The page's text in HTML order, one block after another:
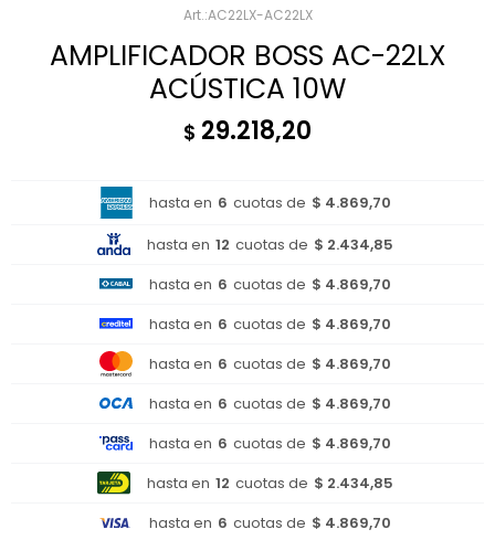
AC22LX-AC22LX
AMPLIFICADOR BOSS AC-22LX
ACÚSTICA 10W
$ 29.218,20
hasta en 6 cuotas de $ 4.869,70
hasta en 12 cuotas de $ 2.434,85
hasta en 6 cuotas de $ 4.869,70
hasta en 6 cuotas de $ 4.869,70
hasta en 6 cuotas de $ 4.869,70
hasta en 6 cuotas de $ 4.869,70
hasta en 6 cuotas de $ 4.869,70
hasta en 12 cuotas de $ 2.434,85
hasta en 6 cuotas de $ 4.869,70